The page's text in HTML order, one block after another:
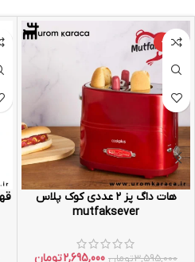
-25%
هات داگ پز ۲ عددی کوک پلاس
mutfaksever
3,595,000تومان 2,695,000تومان